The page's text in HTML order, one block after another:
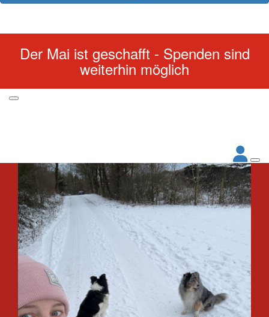
Der Mai ist geschafft - Spenden sind
weiterhin möglich